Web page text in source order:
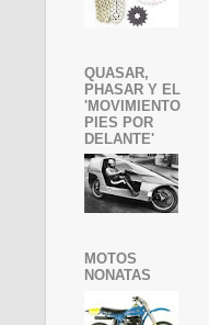
QUASAR,
PHASAR Y EL
'MOVIMIENTO
PIES POR
DELANTE'
MOTOS
NONATAS